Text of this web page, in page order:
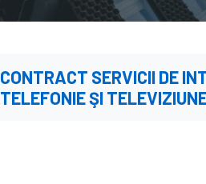
CONTRACT SERVICII DE
TELEFONIE ŞI